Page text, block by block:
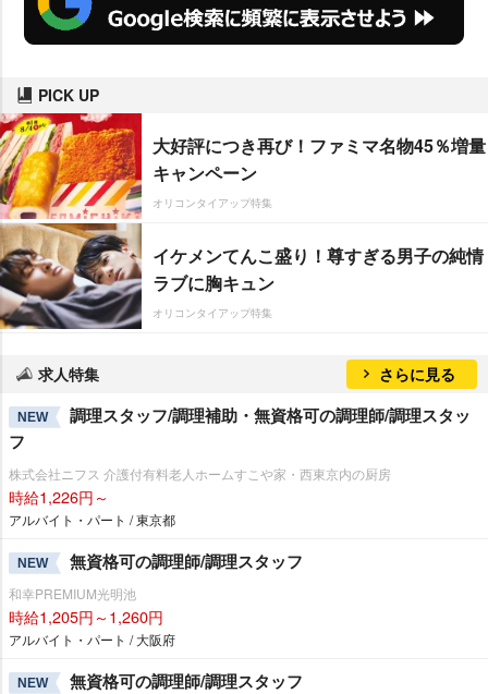
PICK UP
大好評につき再び！ファミマ名物45％増量
キャンペーン
オリコンタイアップ特集
イケメンてんこ盛り！尊すぎる男子の純情
ラブに胸キュン
オリコンタイアップ特集
求人特集 さらに見る
NEW
調理スタッフ/調理補助・無資格可の調理師/調理スタッ
フ
株式会社ニフス 介護付有料老人ホームすこや家・西東京内の厨房
時給1,226円～
アルバイト・パート / 東京都
NEW 無資格可の調理師/調理スタッフ
和幸PREMIUM光明池
時給1,205円～1,260円
アルバイト・パート / 大阪府
NEW 無資格可の調理師/調理スタッフ